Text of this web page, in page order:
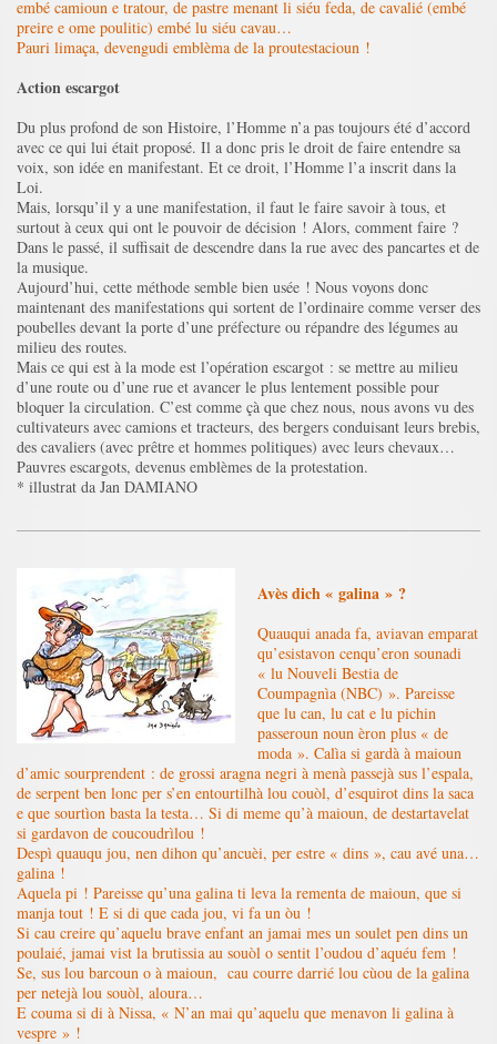
embé camioun e tratour, de pastre menant li siéu feda, de cavalié (embé
preire e ome poulitic) embé lu siéu cavau…
Pauri limaça, devengudi emblèma de la proutestacioun !
Action escargot
Du plus profond de son Histoire, l’Homme n’a pas toujours été d’accord
avec ce qui lui était proposé. Il a donc pris le droit de faire entendre sa
voix, son idée en manifestant. Et ce droit, l’Homme l’a inscrit dans la
Loi.
Mais, lorsqu’il y a une manifestation, il faut le faire savoir à tous, et
surtout à ceux qui ont le pouvoir de décision ! Alors, comment faire ?
Dans le passé, il suffisait de descendre dans la rue avec des pancartes et de
la musique.
Aujourd’hui, cette méthode semble bien usée ! Nous voyons donc
maintenant des manifestations qui sortent de l’ordinaire comme verser des
poubelles devant la porte d’une préfecture ou répandre des légumes au
milieu des routes.
Mais ce qui est à la mode est l’opération escargot : se mettre au milieu
d’une route ou d’une rue et avancer le plus lentement possible pour
bloquer la circulation. C’est comme çà que chez nous, nous avons vu des
cultivateurs avec camions et tracteurs, des bergers conduisant leurs brebis,
des cavaliers (avec prêtre et hommes politiques) avec leurs chevaux…
Pauvres escargots, devenus emblèmes de la protestation.
* illustrat da Jan DAMIANO
Avès dich « galina » ?
Quauqui anada fa, aviavan emparat
qu’esistavon cenqu’eron sounadi
« lu Nouveli Bestia de
Coumpagnìa (NBC) ». Pareisse
que lu can, lu cat e lu pichin
passeroun noun èron plus « de
moda ». Calìa si gardà à maioun
d’amic sourprendent : de grossi aragna negri à menà passejà sus l’espala,
de serpent ben lonc per s’en entourtilhà lou couòl, d’esquirot dins la saca
e que sourtìon basta la testa… Si di meme qu’à maioun, de destartavelat
si gardavon de coucoudrìlou !
Despì quauqu jou, nen dihon qu’ancuèi, per estre « dins », cau avé una…
galina !
Aquela pi ! Pareisse qu’una galina ti leva la rementa de maioun, que si
manja tout ! E si di que cada jou, vi fa un òu !
Si cau creire qu’aquelu brave enfant an jamai mes un soulet pen dins un
poulaié, jamai vist la brutissia au souòl o sentit l’oudou d’aquéu fem !
Se, sus lou barcoun o à maioun, cau courre darrié lou cùou de la galina
per netejà lou souòl, aloura…
E couma si di à Nissa, « N’an mai qu’aquelu que menavon li galina à
vespre » !